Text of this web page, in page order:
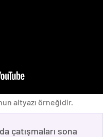
altyazı örneğidir.
çatışmaları sona